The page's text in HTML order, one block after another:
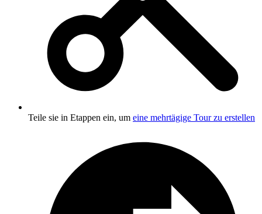
Teile sie in Etappen ein, um eine mehrtägige Tour zu erstellen